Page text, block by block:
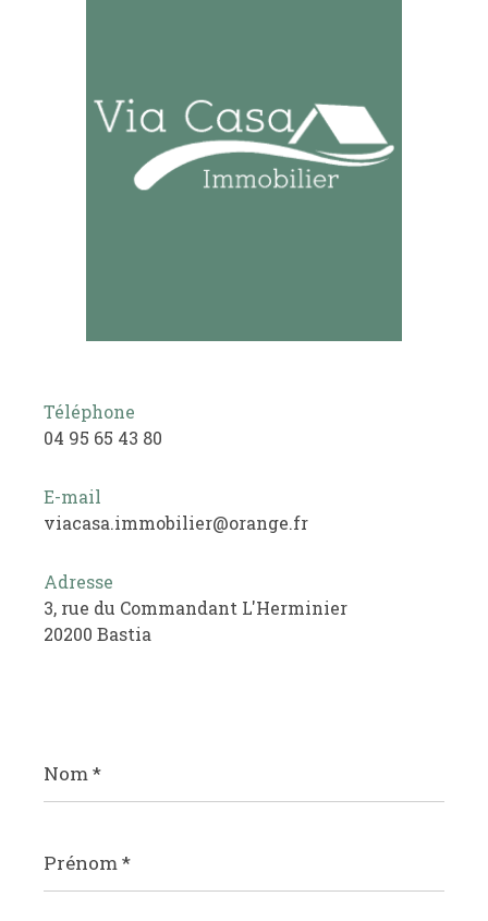
Téléphone
04 95 65 43 80
E-mail
viacasa.immobilier@orange.fr
Adresse
3, rue du Commandant L'Herminier
20200 Bastia
*
*